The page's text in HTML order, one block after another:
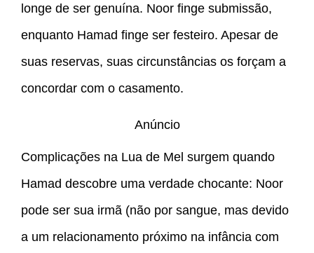
longe de ser genuína. Noor finge submissão,
enquanto Hamad finge ser festeiro. Apesar de
suas reservas, suas circunstâncias os forçam a
concordar com o casamento.
Anúncio
Complicações na Lua de Mel surgem quando
Hamad descobre uma verdade chocante: Noor
pode ser sua irmã (não por sangue, mas devido
a um relacionamento próximo na infância com